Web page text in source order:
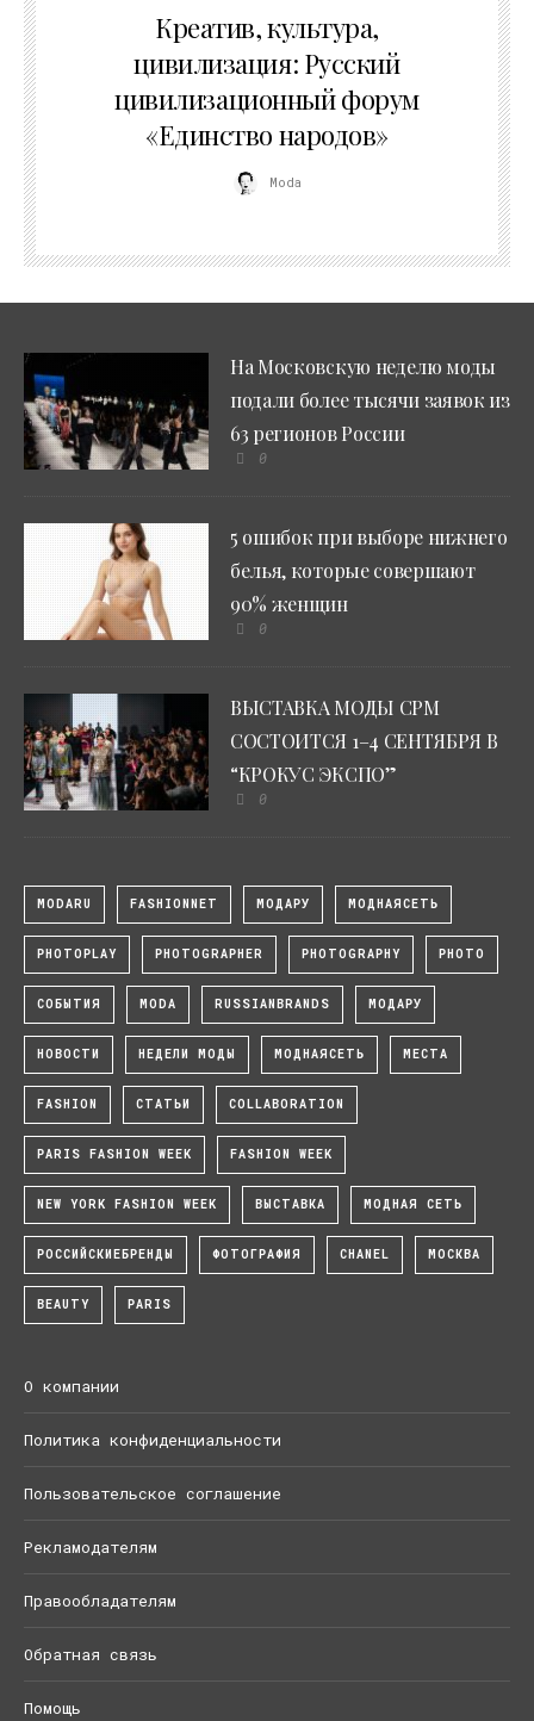
Креатив, культура,
цивилизация: Русский
цивилизационный форум
«Единство народов»
Moda
На Московскую неделю моды
подали более тысячи заявок из
63 регионов России
0
5 ошибок при выборе нижнего
белья, которые совершают
90% женщин
0
ВЫСТАВКА МОДЫ CPM
СОСТОИТСЯ 1–4 СЕНТЯБРЯ В
“КРОКУС ЭКСПО”
0
MODARU FASHIONNET МОДАРУ МОДНАЯСЕТЬ
PHOTOPLAY PHOTOGRAPHER PHOTOGRAPHY PHOTO
СОБЫТИЯ MODA RUSSIANBRANDS МОДАРУ
НОВОСТИ НЕДЕЛИ МОДЫ МОДНАЯСЕТЬ МЕСТА
FASHION СТАТЬИ COLLABORATION
PARIS FASHION WEEK FASHION WEEK
NEW YORK FASHION WEEK ВЫСТАВКА МОДНАЯ СЕТЬ
РОССИЙСКИЕБРЕНДЫ ФОТОГРАФИЯ CHANEL МОСКВА
BEAUTY PARIS
О компании
Политика конфиденциальности
Пользовательское соглашение
Рекламодателям
Правообладателям
Обратная связь
Помощь